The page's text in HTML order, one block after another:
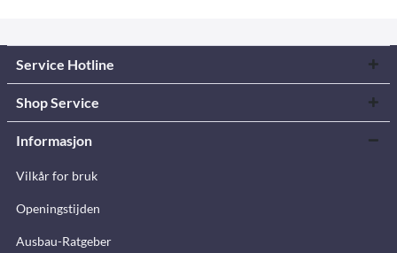
Service Hotline
Shop Service
Informasjon
Vilkår for bruk
Openingstijden
Ausbau-Ratgeber